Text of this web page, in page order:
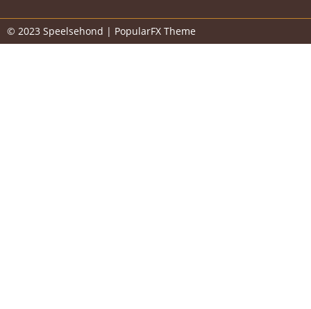
© 2023 Speelsehond | PopularFX Theme